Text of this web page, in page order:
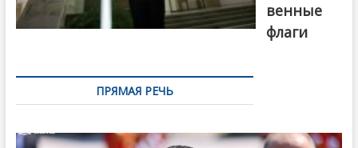
венные
флаги
ПРЯМАЯ РЕЧЬ